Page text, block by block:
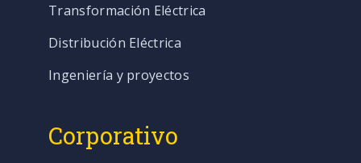
Transformación Eléctrica
Distribución Eléctrica
Ingeniería y proyectos
Corporativo